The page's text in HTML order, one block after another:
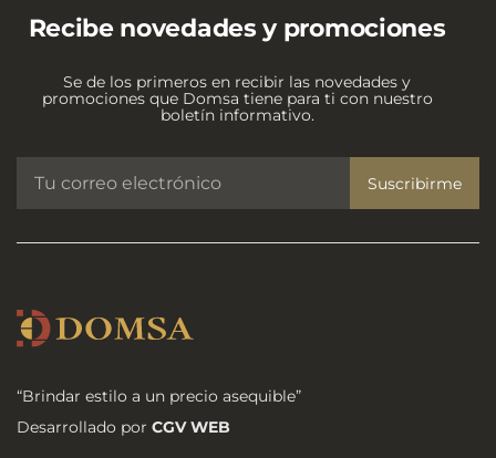
Recibe novedades y promociones
Se de los primeros en recibir las novedades y
promociones que Domsa tiene para ti con nuestro
boletín informativo.
Suscribirme
“Brindar estilo a un precio asequible”
Desarrollado por CGV WEB